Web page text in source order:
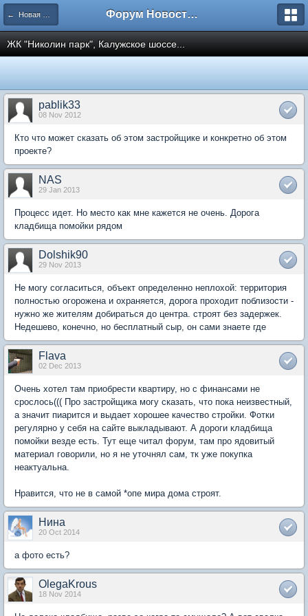
← Новая Москва Форум Новостройки
ЖК "Николин парк", Калужское шоссе...
pablik33
08 Nov 2012
Кто что может сказать об этом застройщике и конкретно об этом
проекте?
NAS
29 Jan 2013
Процесс идет. Но место как мне кажется не очень. Дорога
кладбища помойки рядом
Dolshik90
29 Nov 2013
Не могу согласиться, объект определенно неплохой: территория
полностью огорожена и охраняется, дорога проходит поблизости -
нужно же жителям добираться до центра. строят без задержек.
Недешево, конечно, но бесплатный сыр, он сами знаете где
Flava
02 Dec 2013
Очень хотел там приобрести квартиру, но с финансами не
срослось((( Про застройщика могу сказать, что пока неизвестный,
а значит пиарится и выдает хорошее качество стройки. Фотки
регулярно у себя на сайте выкладывают. А дороги кладбища
помойки везде есть. Тут еще читал форум, там про ядовитый
материал говорили, но я не уточнял сам, тк уже покупка
неактуальна.
Нравится, что не в самой *опе мира дома строят.
Нина
20 Oct 2014
а фото есть?
OlegaKrous
18 Nov 2014